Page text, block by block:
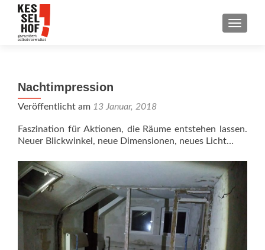
Nachtimpression
Veröffentlicht am 13 Januar, 2018
Faszination für Aktionen, die Räume entstehen lassen.
Neuer Blickwinkel, neue Dimensionen, neues Licht…